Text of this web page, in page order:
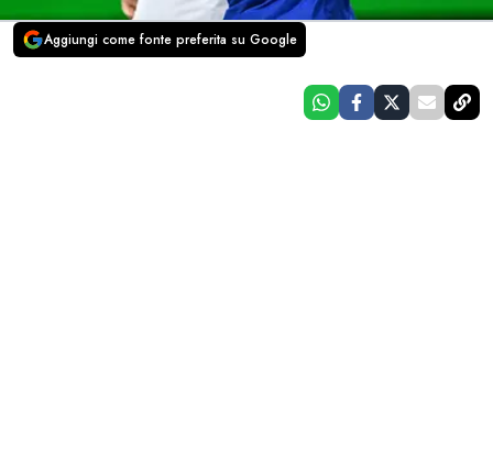
Aggiungi come fonte preferita su Google